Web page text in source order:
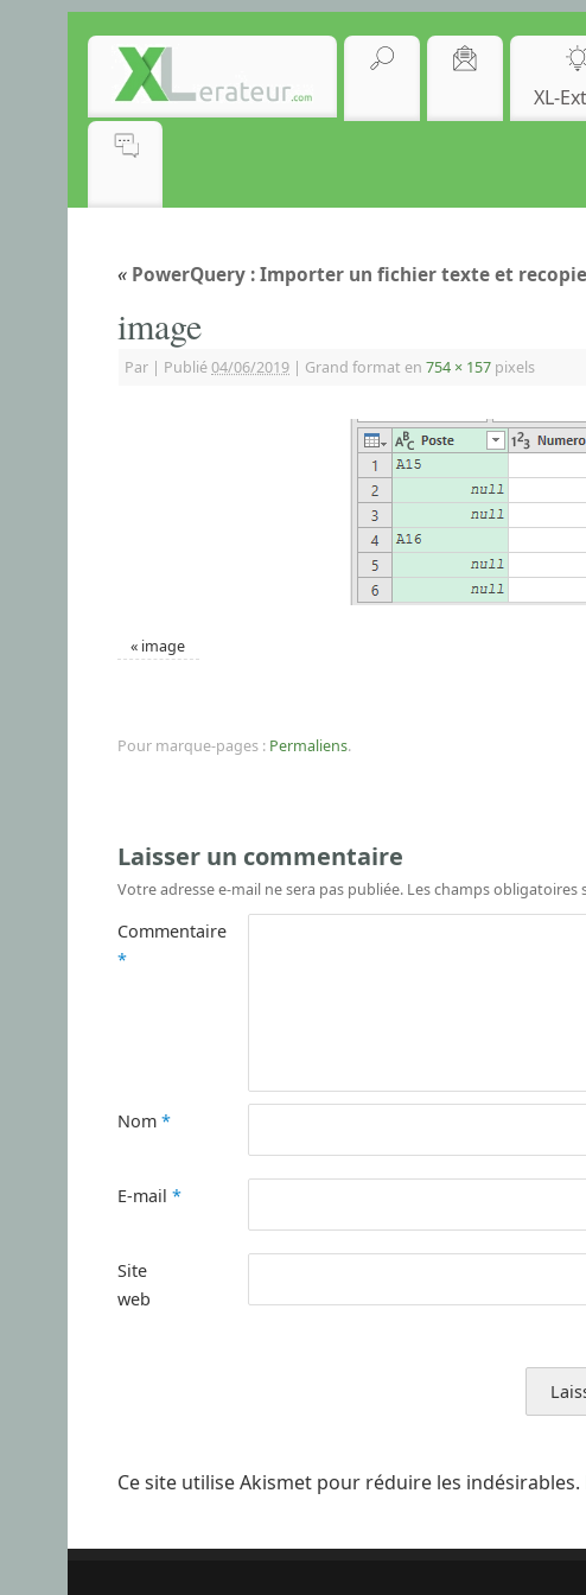
XL-
« PowerQuery : Importer un fichier texte et
image
Par | Publié04/06/2019 | Grand format en 754 × 157 pixels
« image
Pour marque-pages : Permaliens.
Laisser un commentaire
Votre adresse e-mail ne sera pas publiée. Les champs obligatoires
Commentaire
*
Nom *
E-mail *
Site
web
Ce site utilise Akismet pour réduire les indésirables.